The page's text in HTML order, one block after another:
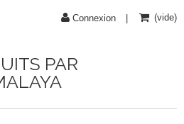
(vide)
Connexion
PAR